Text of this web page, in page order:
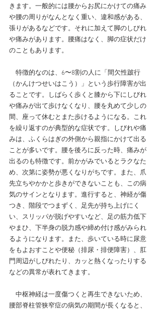
きます。一般的には腰からお尻にかけての痛み
や腰の周りがなんとなく重い、違和感がある、
張りがあるなどです。それに加えて脚のしびれ
や痛みがあります。腰痛はなく、脚の症状だけ
のこともあります。
特徴的なのは、6〜8割の人に「間欠性跛行
（かんけつせいはこう）」という歩行障害が出
ることです。しばらく歩くと膝から下にしびれ
や痛みが出て歩けなくなり、腰を丸めて少しの
間、座って休むとまた歩けるようになる。これ
を繰り返すのが典型的な症状です。しびれや痛
みは、ふくらはぎの外側から親指にかけて出る
ことが多いです。 腰を後ろに反った時、痛みが
出るのも特徴です。前かがみでいるとラクなた
め、次第に姿勢が悪くなりがちです。また、爪
先立ちやかかと歩きができないことも、この病
気のサインとなります。進行すると、神経が傷
つき、階段でつまずく、足先が持ち上げにく
い、スリッパが脱げやすいなど、足の筋力低下
やまひ、下半身の脱力感や締め付け感がみられ
るようになります。また、歩いている時に尿意
をもよおすことや便秘（排尿・排便障害）、肛
門周辺がしびれたり、カッと熱くなったりする
などの異常が表れてきます。
中枢神経は一度傷つくと再生できないため、
腰部脊柱管狭窄症の病気の期間が長くなると、